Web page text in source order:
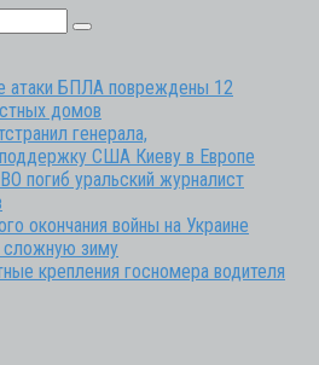
атаки БПЛА повреждены 12
домов
генерала,
США Киеву в Европе
погиб уральский журналист
окончания войны на Украине
сложную зиму
крепления госномера водителя